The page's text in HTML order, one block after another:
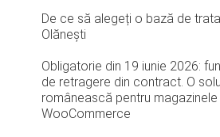
De ce să alegeți o bază de
Olănești
Obligatorie din 19 iunie 2026:
de retragere din contract. O
românească pentru magazinele
WooCommerce